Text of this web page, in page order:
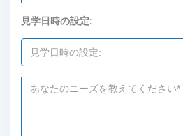
見学日時の設定: